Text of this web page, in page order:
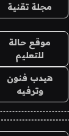
مجلة تقنية
موقع حالة
للتعليم
هيدب فنون
وترفيه